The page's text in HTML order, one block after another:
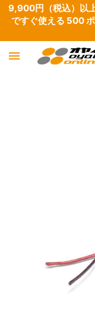
9,900円（税込）
ですぐ使える 500